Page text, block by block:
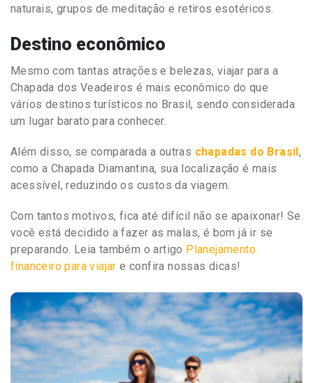
naturais, grupos de meditação e retiros esotéricos.
Destino econômico
Mesmo com tantas atrações e belezas, viajar para a
Chapada dos Veadeiros é mais econômico do que
vários destinos turísticos no Brasil, sendo considerada
um lugar barato para conhecer.
Além disso, se comparada a outras chapadas do Brasil ,
como a Chapada Diamantina, sua localização é mais
acessível, reduzindo os custos da viagem.
Com tantos motivos, fica até difícil não se apaixonar! Se
você está decidido a fazer as malas, é bom já ir se
preparando. Leia também o artigo Planejamento
financeiro para viajare confira nossas dicas!